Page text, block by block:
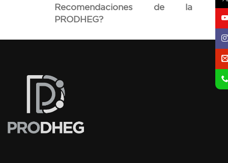
Recomendaciones de la
PRODHEG?